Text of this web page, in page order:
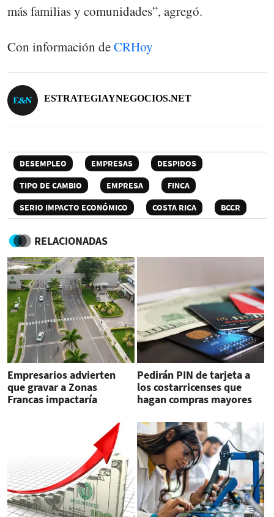
más familias y comunidades”, agregó.
Con información deCRHoy
ESTRATEGIAYNEGOCIOS.NET
DESEMPLEO EMPRESAS
DESPIDOS
TIPO DE CAMBIO
EMPRESA
FINCA
SERIO IMPACTO ECONÓMICO
COSTA RICA BCCR
RELACIONADAS
Empresarios advierten
que gravar a Zonas
Francas impactaría
Pedirán PIN de tarjeta a
los costarricenses que
hagan compras mayores